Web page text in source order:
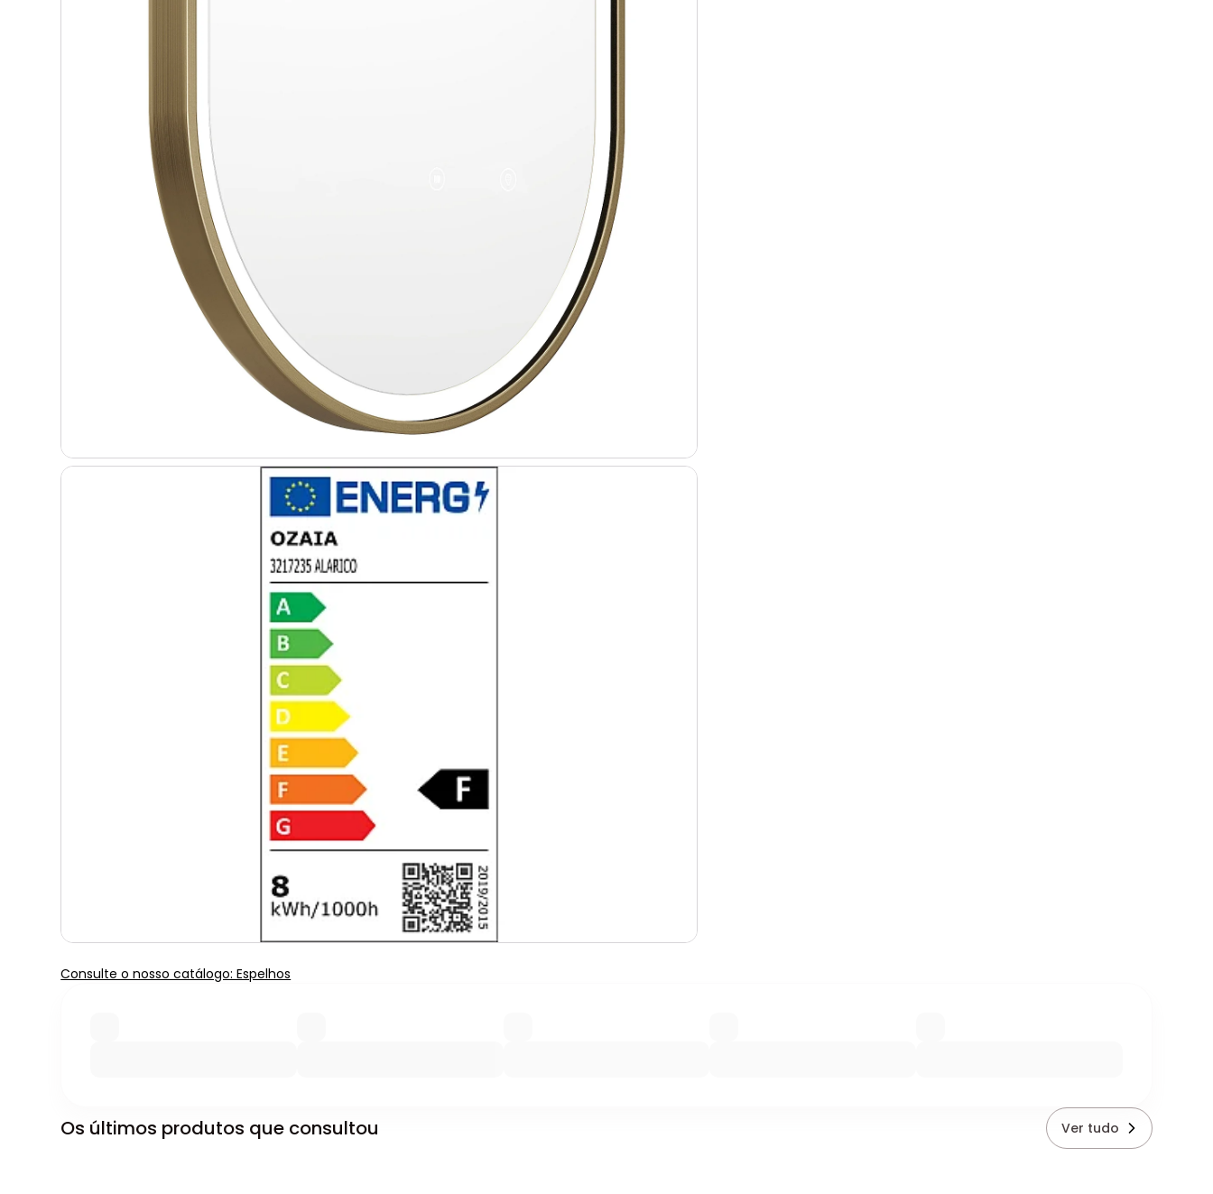
Consulte o nosso catálogo: Espelhos
Os últimos produtos que consultou Ver tudo